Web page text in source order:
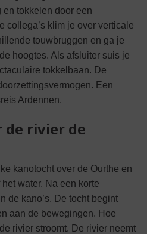
tokkelen door een
collega’s klim je over verticale
touwbruggen en ga je
hoogtes. Als afsluiter suis je
tokkelbaan. De
Een
Ardennen.
de rivier de
kanotocht over de Ourthe en
water. Na een korte
de kano’s. De tocht begint
aan de bewegingen. Hoe
rivier stroomt. De rivier neemt